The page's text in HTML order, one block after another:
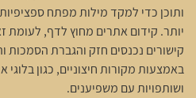
ותוכן כדי למקד מילות מפתח
יותר. קידום אתרים מחוץ לדף, לעומת
קישורים נכנסים חזק והגברת הסמכות
באמצעות מקורות חיצוניים, כגון
ושותפויות עם משפיענים.